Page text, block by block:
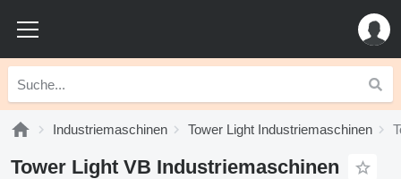
Industriemaschinen Tower Light Industriemaschinen
Tower Light VB Industriemaschinen